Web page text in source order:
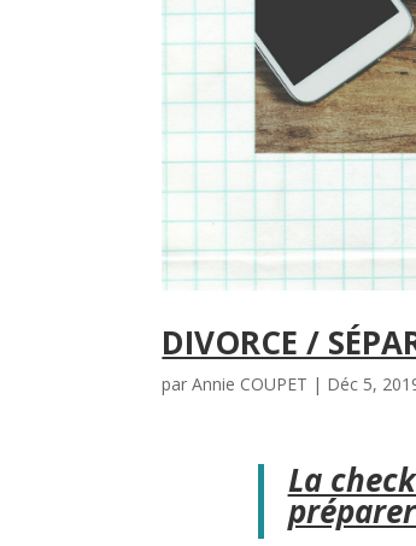
DIVORCE /
parAnnie COUPET | Déc 5,
La